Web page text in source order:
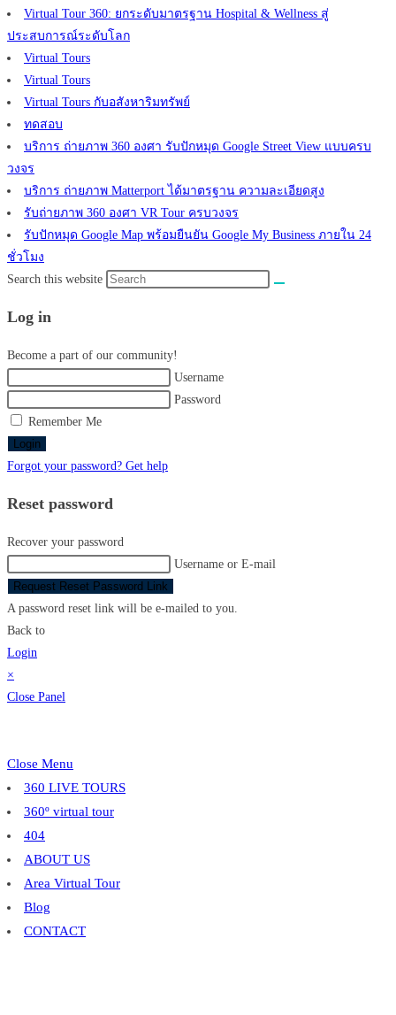
Virtual Tour 360: ยกระดับมาตรฐาน Hospital & Wellness สู่
ประสบการณ์ระดับโลก
Virtual Tours
Virtual Tours
Virtual Tours กับอสังหาริมทรัพย์
ทดสอบ
บริการ ถ่ายภาพ 360 องศา รับปักหมุด Google Street View แบบครบ
วงจร
บริการ ถ่ายภาพ Matterport ได้มาตรฐาน ความละเอียดสูง
รับถ่ายภาพ 360 องศา VR Tour ครบวงจร
รับปักหมุด Google Map พร้อมยืนยัน Google My Business ภายใน 24
ชั่วโมง
Search this website
Log in
Become a part of our community!
Username
Password
Remember Me
Login
Forgot your password? Get help
Reset password
Recover your password
Username or E-mail
Request Reset Password Link
A password reset link will be e-mailed to you.
Back to
Login
×
Close Panel
Close Menu
360 LIVE TOURS
360º virtual tour
404
ABOUT US
Area Virtual Tour
Blog
CONTACT